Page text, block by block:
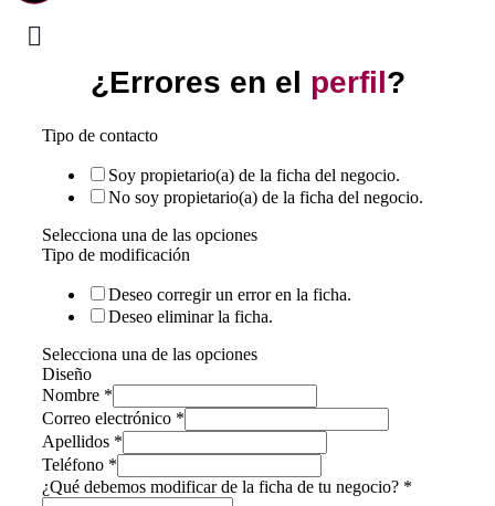
¿Errores en el perfil?
Tipo de contacto
Soy propietario(a) de la ficha del negocio.
No soy propietario(a) de la ficha del negocio.
Selecciona una de las opciones
Tipo de modificación
Deseo corregir un error en la ficha.
Deseo eliminar la ficha.
Selecciona una de las opciones
Diseño
Nombre *
Correo electrónico *
Apellidos *
Teléfono *
¿Qué debemos modificar de la ficha de tu negocio? *